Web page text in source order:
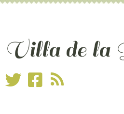
Villa de la